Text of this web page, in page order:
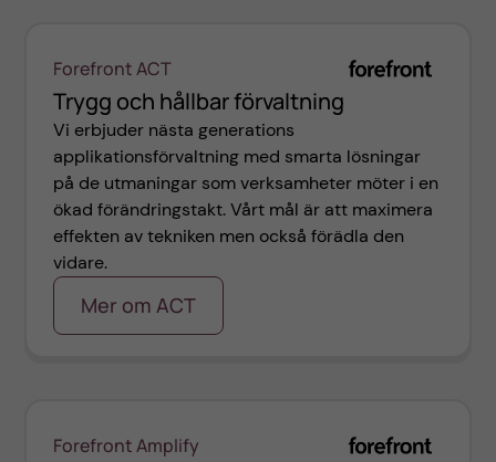
Forefront ACT
Trygg och hållbar förvaltning
Vi erbjuder nästa generations
applikationsförvaltning med smarta lösningar
på de utmaningar som verksamheter möter i en
ökad förändringstakt. Vårt mål är att maximera
effekten av tekniken men också förädla den
vidare.
Mer om ACT
Forefront Amplify